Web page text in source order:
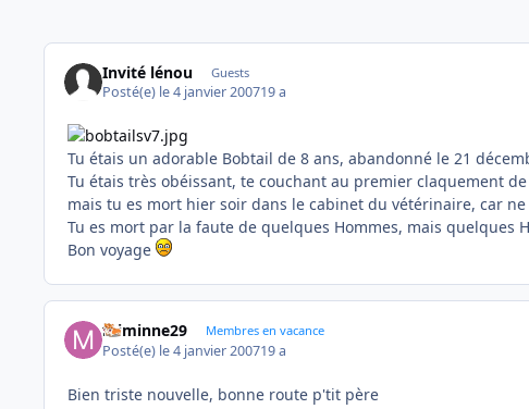
Invité lénou Guests
Posté(e) le 4 janvier 200719 a
Tu étais un adorable Bobtail de 8 ans, abandonné le 21
Tu étais très obéissant, te couchant au premier claquement
mais tu es mort hier soir dans le cabinet du vétérinaire, car
Tu es mort par la faute de quelques Hommes, mais quelques
Bon voyage
miminne29 Membres en vacance
Posté(e) le 4 janvier 200719 a
Bien triste nouvelle, bonne route p'tit père